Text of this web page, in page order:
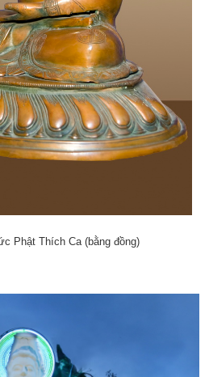
Phật Thích Ca (bằng đồng)